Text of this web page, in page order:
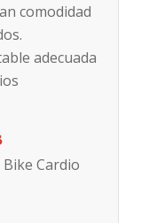
comodidad
adecuada
Cardio